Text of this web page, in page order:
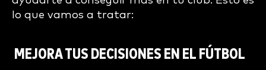
lo que vamos a tratar:
MEJORA TUS DECISIONES EN EL FÚTBOL